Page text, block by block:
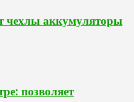
чехлы аккумуляторы
позволяет